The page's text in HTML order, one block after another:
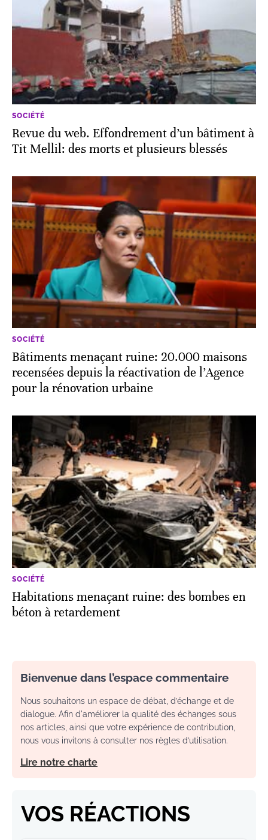
SOCIÉTÉ
Revue du web. Effondrement d’un bâtiment à
Tit Mellil: des morts et plusieurs blessés
SOCIÉTÉ
Bâtiments menaçant ruine: 20.000 maisons
recensées depuis la réactivation de l’Agence
pour la rénovation urbaine
SOCIÉTÉ
Habitations menaçant ruine: des bombes en
béton à retardement
Bienvenue dans l’espace commentaire
Nous souhaitons un espace de débat, d’échange et de
dialogue. Afin d'améliorer la qualité des échanges sous
nos articles, ainsi que votre expérience de contribution,
nous vous invitons à consulter nos règles d’utilisation.
Lire notre charte
VOS RÉACTIONS